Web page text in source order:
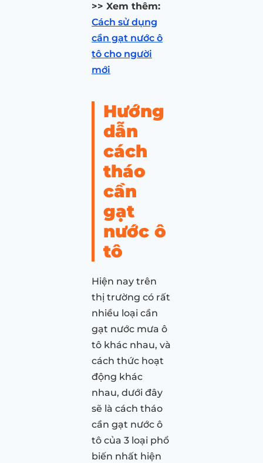
>> Xem thêm:
Cách sử dụng
cần gạt nước ô
tô cho người
mới
Hướng
dẫn
cách
tháo
cần
gạt
nước ô
tô
Hiện nay trên
thị trường có rất
nhiều loại cần
gạt nước mưa ô
tô khác nhau, và
cách thức hoạt
động khác
nhau, dưới đây
sẽ là cách tháo
cần gạt nước ô
tô của 3 loại phổ
biến nhất hiện